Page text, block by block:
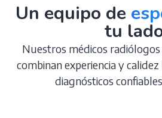
Un equipo de
tu
Nuestros médicos radiólogos
combinan experiencia y
diagnósticos